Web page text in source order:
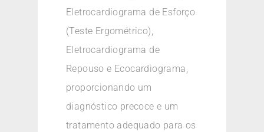
Eletrocardiograma de Esforço
(Teste Ergométrico),
Eletrocardiograma de
Repouso e Ecocardiograma,
proporcionando um
diagnóstico precoce e um
tratamento adequado para os